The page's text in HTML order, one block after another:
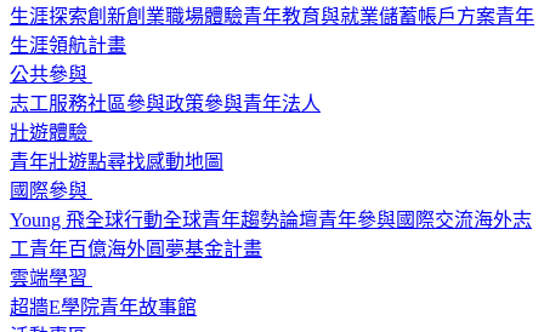
生涯探索創新創業職場體驗青年教育與就業儲蓄帳戶方案青年
生涯領航計畫
公共參與
志工服務社區參與政策參與青年法人
壯遊體驗
青年壯遊點尋找感動地圖
國際參與
Young 飛全球行動全球青年趨勢論壇青年參與國際交流海外志
工青年百億海外圓夢基金計畫
雲端學習
超牆E學院青年故事館